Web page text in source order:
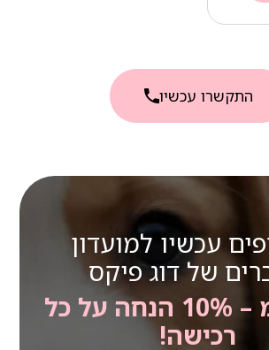
התקשרו עכשיו
עכשיו למועדון
של דוג פיקס
ונהנים מ – 10% הנחה על כל
רכישה!